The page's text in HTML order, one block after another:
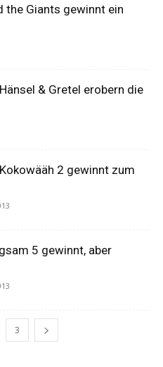
the Giants gewinnt ein
& Gretel erobern die
2 gewinnt zum
5 gewinnt, aber
3